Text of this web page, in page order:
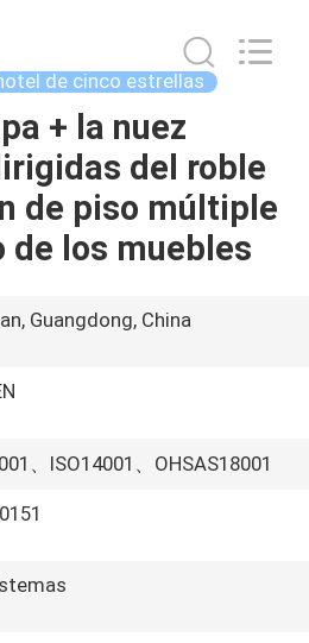
de cinco estrellas
+ la nuez
del roble
de piso múltiple
de los muebles
Guangdong, China
、ISO14001、OHSAS18001